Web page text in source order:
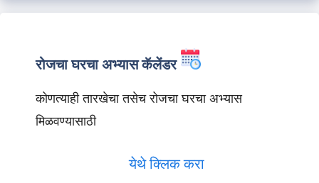
रोजचा घरचा अभ्यास कॅलेंडर
कोणत्याही तारखेचा तसेच रोजचा घरचा अभ्यास
मिळवण्यासाठी
येथे क्लिक करा